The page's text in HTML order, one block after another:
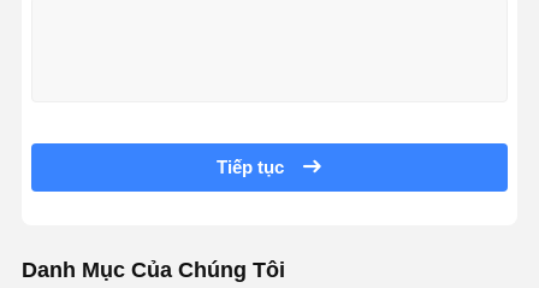
Tiếp tục
Danh Mục Của Chúng Tôi